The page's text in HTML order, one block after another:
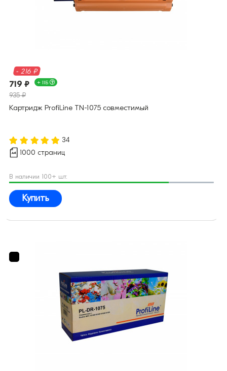
- 216 ₽
719 ₽ + 11Б
935 ₽
Картридж ProfiLine TN-1075 совместимый
34
1000 страниц
В наличии 100+ шт.
Купить